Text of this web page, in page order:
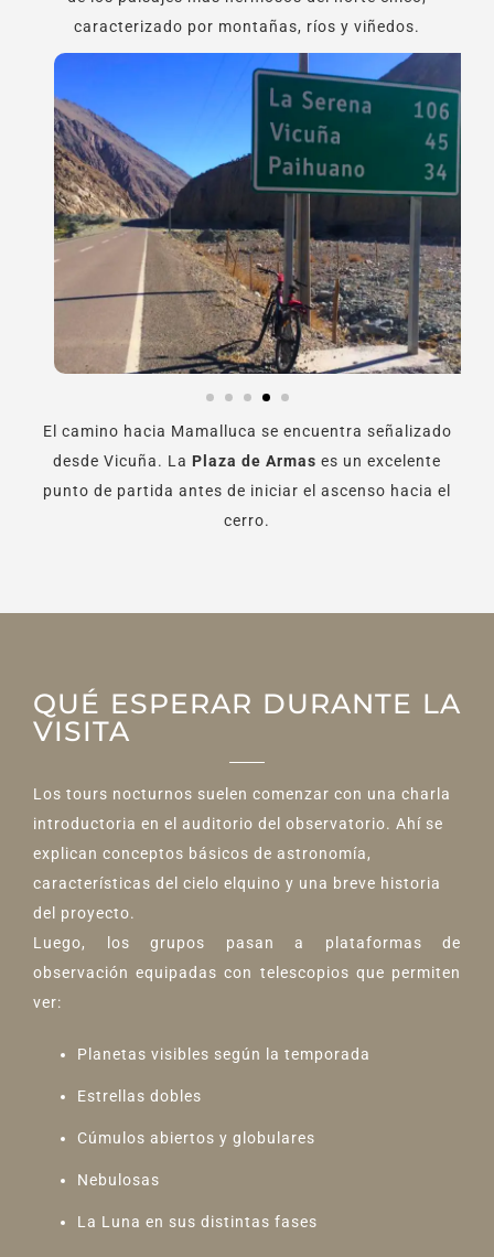
caracterizado por montañas, ríos y viñedos.
El camino hacia Mamalluca se encuentra señalizado
desde Vicuña. La Plaza de Armas es un excelente
punto de partida antes de iniciar el ascenso hacia el
cerro.
QUÉ ESPERAR DURANTE LA
VISITA
Los tours nocturnos suelen comenzar con una charla
introductoria en el auditorio del observatorio. Ahí se
explican conceptos básicos de astronomía,
características del cielo elquino y una breve historia
del proyecto.
Luego, los grupos pasan a plataformas de
observación equipadas con telescopios que permiten
ver:
Planetas visibles según la temporada
Estrellas dobles
Cúmulos abiertos y globulares
Nebulosas
La Luna en sus distintas fases